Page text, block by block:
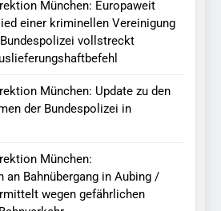
München: Europaweit
einer kriminellen Vereinigung
vollstreckt
München: Update zu den
der Bundespolizei in
München:
an Bahnübergang in Aubing /
wegen gefährlichen